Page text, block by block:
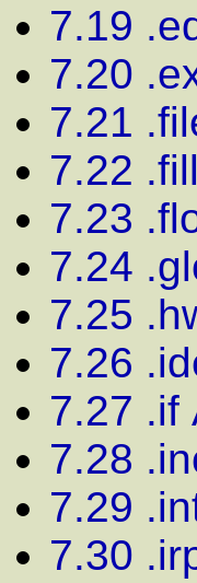
7.19
7.20
7.21
7.22
7.23
7.24
7.25
7.26
7.27
7.28
7.29
7.30